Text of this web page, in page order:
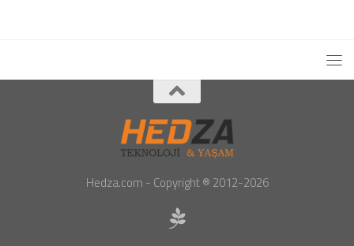
Hedza.com - Copyright ® 2012-2026